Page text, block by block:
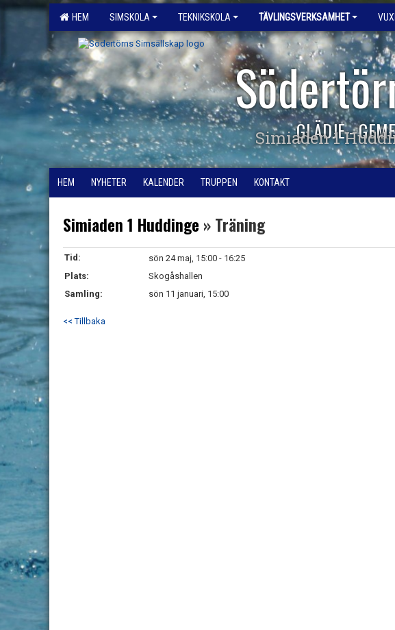
HEM SIMSKOLA TEKNIKSKOLA TÄVLINGSVERKSAMHET
GLÄDJE -
Simiaden 1
HEM NYHETER KALENDER TRUPPEN KONTAKT
Simiaden 1 Huddinge » Träning
Tid:
sön 24 maj, 15:00 - 16:25
Plats:
Skogåshallen
Samling:
sön 11 januari, 15:00
<< Tillbaka